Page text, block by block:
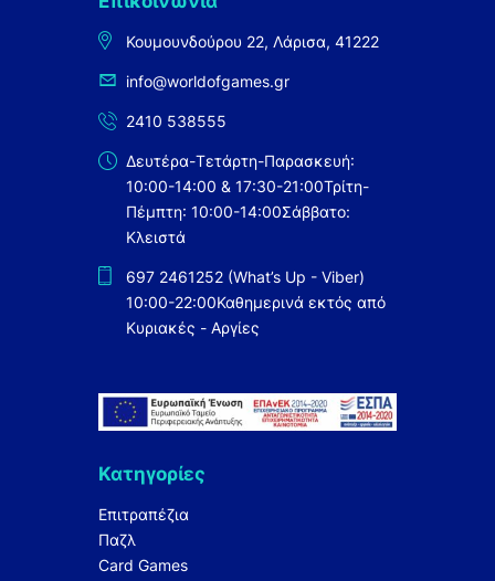
Κουμουνδούρου 22, Λάρισα, 41222
info@worldofgames.gr
2410 538555
Δευτέρα-Τετάρτη-Παρασκευή:
10:00-14:00 & 17:30-21:00Τρίτη-
Πέμπτη: 10:00-14:00Σάββατο:
Κλειστά
697 2461252 (What’s Up - Viber)
10:00-22:00Καθημερινά εκτός από
Κυριακές - Αργίες
Κατηγορίες
Επιτραπέζια
Παζλ
Card Games